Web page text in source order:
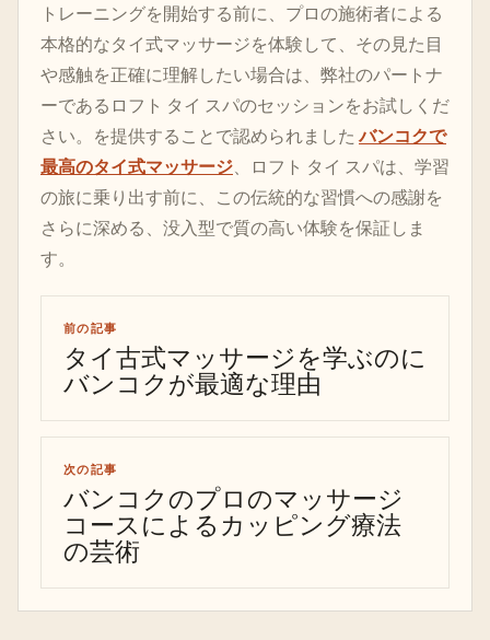
トレーニングを開始する前に、プロの施術者による
本格的なタイ式マッサージを体験して、その見た目
や感触を正確に理解したい場合は、弊社のパートナ
ーであるロフト タイ スパのセッションをお試しくだ
さい。を提供することで認められましたバンコクで
最高のタイ式マッサージ、ロフト タイ スパは、学習
の旅に乗り出す前に、この伝統的な習慣への感謝を
さらに深める、没入型で質の高い体験を保証しま
す。
前の記事
タイ古式マッサージを学ぶのに
バンコクが最適な理由
次の記事
バンコクのプロのマッサージ
コースによるカッピング療法
の芸術